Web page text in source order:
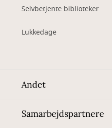
Selvbetjente biblioteker
Lukkedage
Andet
Samarbejdspartnere